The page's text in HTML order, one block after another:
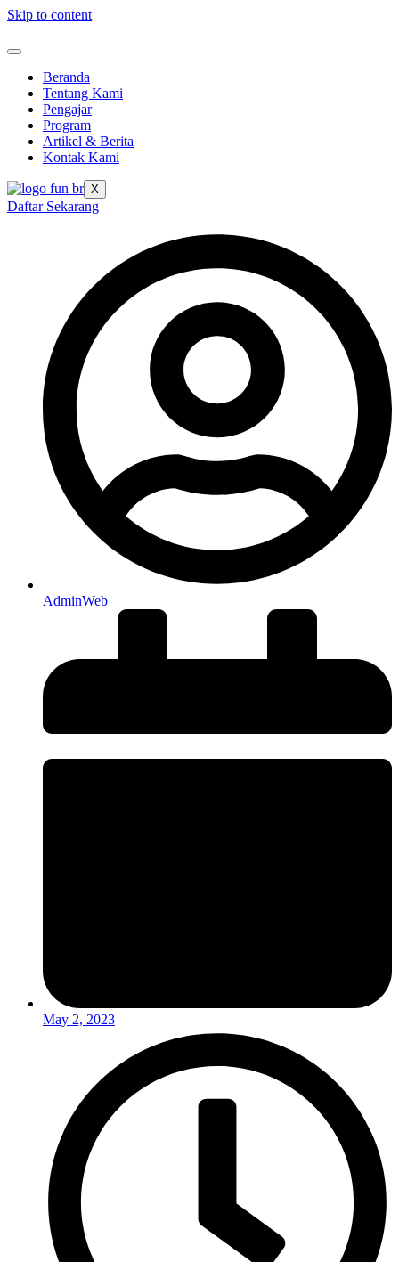
Skip to content
Beranda
Tentang Kami
Pengajar
Program
Artikel & Berita
Kontak Kami
X
Daftar Sekarang
AdminWeb
May 2, 2023